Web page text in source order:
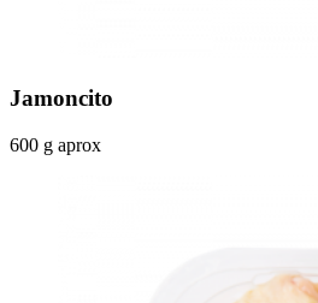
Jamoncito
600 g aprox